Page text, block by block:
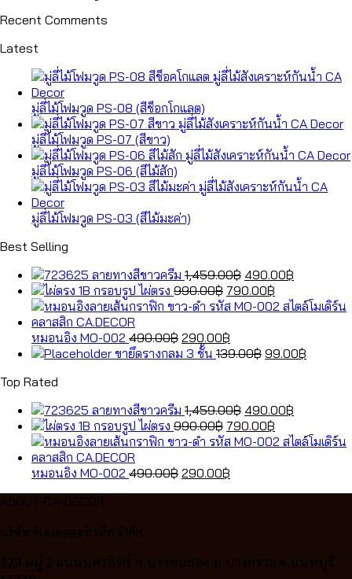
Recent Comments
Latest
มู่ลี่ไม้โฟมวูด PS-08 (สีช็อกโกแลต)
มู่ลี่ไม้โฟมวูด PS-07 (สีขาว)
มู่ลี่ไม้โฟมวูด PS-06 (สีไม้สัก)
มู่ลี่ไม้โฟมวูด PS-03 (สีไม้มะค่า)
Best Selling
ลายทางสีขาวครีม 1,459.00฿ Original
price
was:
490.00฿
is:
กรอบรูป ไผ่ตรง 990.00฿ Original
price
990.00฿.
790.00฿
price
หมอนอิง MO-002 490.00฿ Original
price
290.00฿
price
ขายึดรางกลม 3 ชั้น 139.00฿ Original
99.00฿
Top Rated
ลายทางสีขาวครีม 1,459.00฿ Original
price
was:
490.00฿
is:
กรอบรูป ไผ่ตรง 990.00฿ Original
price
990.00฿.
790.00฿
price
หมอนอิง MO-002 490.00฿ Original
290.00฿